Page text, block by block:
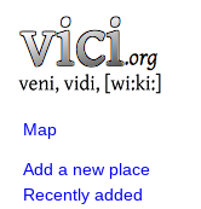
Map
Add a new place
Recently added